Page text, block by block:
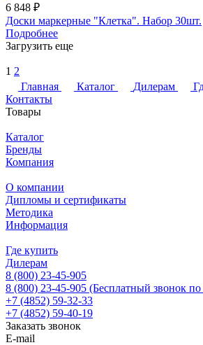
6 848 ₽
Доски маркерные "Клетка". Набор 30шт.
Подробнее
Загрузить еще
1 2
Главная
Каталог Дилерам
Контакты
Товары
Каталог
Бренды
Компания
О компании
Дипломы и сертификаты
Методика
Информация
Где купить
Дилерам
8 (800) 23-45-905
8 (800) 23-45-905 (Бесплатный звонок
+7 (4852) 59-32-33
+7 (4852) 59-40-19
Заказать звонок
E-mail